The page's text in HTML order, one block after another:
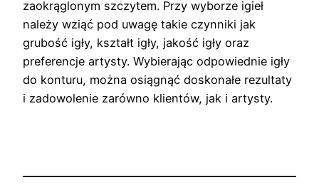
zaokrąglonym szczytem. Przy wyborze igieł
należy wziąć pod uwagę takie czynniki jak
grubość igły, kształt igły, jakość igły oraz
preferencje artysty. Wybierając odpowiednie igły
do konturu, można osiągnąć doskonałe rezultaty
i zadowolenie zarówno klientów, jak i artysty.